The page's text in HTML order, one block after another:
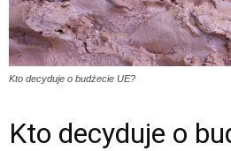
Kto decyduje o budżecie UE?
Kto decyduje o